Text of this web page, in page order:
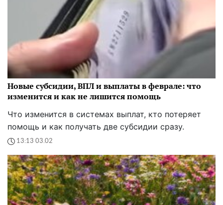
Новые субсидии, ВПЛ и выплаты в феврале: что
изменится и как не лишится помощь
Что изменится в системах выплат, кто потеряет
помощь и как получать две субсидии сразу.
13:13 03.02